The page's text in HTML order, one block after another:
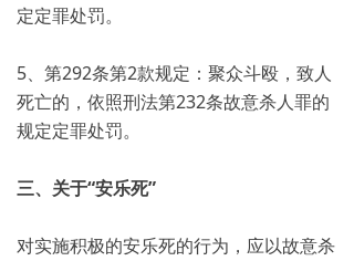
定定罪处罚。
5、第292条第2款规定：聚众斗殴，致人
死亡的，依照刑法第232条故意杀人罪的
规定定罪处罚。
三、关于“安乐死”
对实施积极的安乐死的行为，应以故意杀